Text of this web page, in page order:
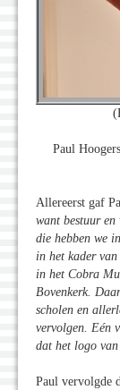
Paul
Allereerst gaf
want bestuur
die hebben we
in het kader van
in het Cobra
Bovenkerk.
scholen en
vervolgen. Eén
dat het logo van
Paul vervolgde